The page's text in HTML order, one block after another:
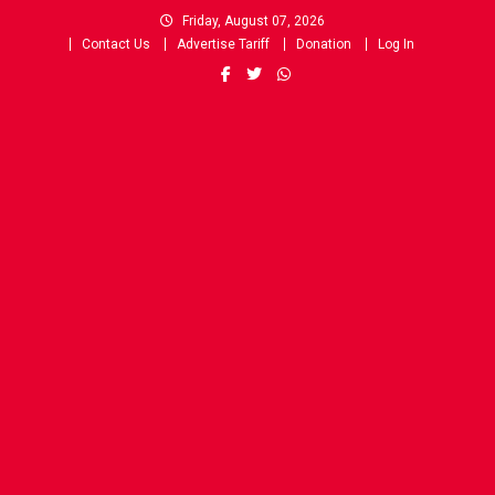
Friday, August 07, 2026
Contact Us
Advertise Tariff Donation Log In